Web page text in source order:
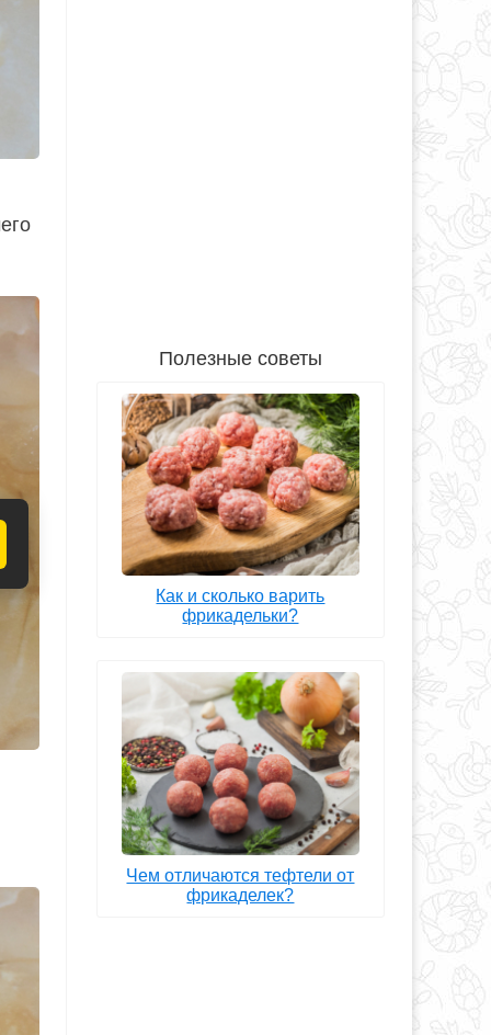
Полезные советы
Как и сколько варить
фрикадельки?
Чем отличаются тефтели от
фрикаделек?